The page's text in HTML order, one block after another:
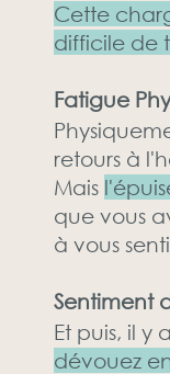
Cette
difficile de
Fatigue
retours à
Mais
que vous
à vous
Sentiment
Et puis, il y
dévouez